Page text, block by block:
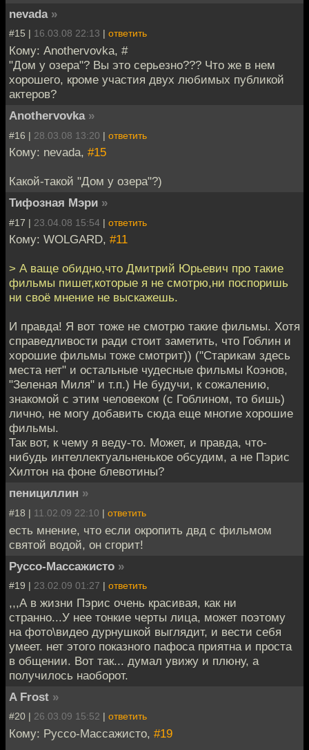
nevada »
#15 | 16.03.08 22:13 | ответить
Кому: Anothervovka, #
"Дом у озера"? Вы это серьезно??? Что же в нем
хорошего, кроме участия двух любимых публикой
актеров?
Anothervovka »
#16 | 28.03.08 13:20 | ответить
Кому: nevada, #15
Какой-такой "Дом у озера"?)
Тифозная Мэри »
#17 | 23.04.08 15:54 | ответить
Кому: WOLGARD, #11
> А ваще обидно,что Дмитрий Юрьевич про такие
фильмы пишет,которые я не смотрю,ни поспоришь
ни своё мнение не выскажешь.
И правда! Я вот тоже не смотрю такие фильмы. Хотя
справедливости ради стоит заметить, что Гоблин и
хорошие фильмы тоже смотрит)) ("Старикам здесь
места нет" и остальные чудесные фильмы Коэнов,
"Зеленая Миля" и т.п.) Не будучи, к сожалению,
знакомой с этим человеком (с Гоблином, то бишь)
лично, не могу добавить сюда еще многие хорошие
фильмы.
Так вот, к чему я веду-то. Может, и правда, что-
нибудь интеллектуальненькое обсудим, а не Пэрис
Хилтон на фоне блевотины?
пенициллин »
#18 | 11.02.09 22:10 | ответить
есть мнение, что если окропить двд с фильмом
святой водой, он сгорит!
Руссо-Массажисто »
#19 | 23.02.09 01:27 | ответить
,,,А в жизни Пэрис очень красивая, как ни
странно...У нее тонкие черты лица, может поэтому
на фото\видео дурнушкой выглядит, и вести себя
умеет. нет этого показного пафоса приятна и проста
в общении. Вот так... думал увижу и плюну, а
получилось наоборот.
A Frost »
#20 | 26.03.09 15:52 | ответить
Кому: Руссо-Массажисто, #19